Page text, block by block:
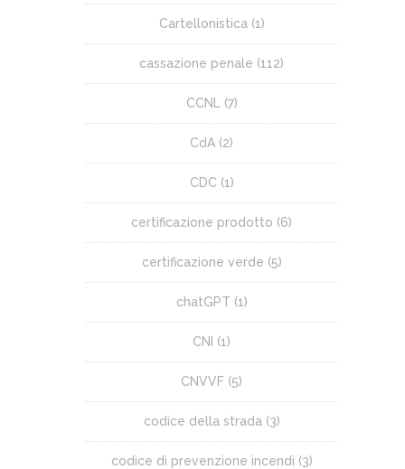
Cartellonistica (1)
cassazione penale (112)
CCNL (7)
CdA (2)
CDC (1)
certificazione prodotto (6)
certificazione verde (5)
chatGPT (1)
CNI (1)
CNVVF (5)
codice della strada (3)
codice di prevenzione incendi (3)